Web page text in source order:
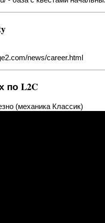
news/career.html
по L2C
(механика Классик)